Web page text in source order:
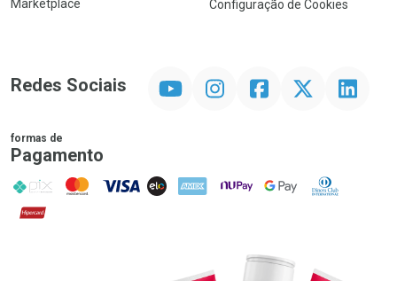
Marketplace
Configuração de Cookies
Redes Sociais InstagramFacebookTwitter Linkedin
formas de
Pagamento
PIX MasterCard
VISA ELO AMEX NuPay Google PayDiners Club
Hipercard
Promoção em Destaque